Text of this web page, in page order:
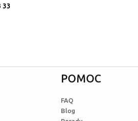
33
POMOC
FAQ
Blog